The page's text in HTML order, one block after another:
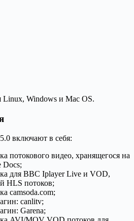
Linux, Windows и Mac OS.
включают в себя:
потокового видео, хранящегося на
Docs;
для BBC Iplayer Live и VOD,
HLS потоков;
camsoda.com;
canlitv;
Garena;